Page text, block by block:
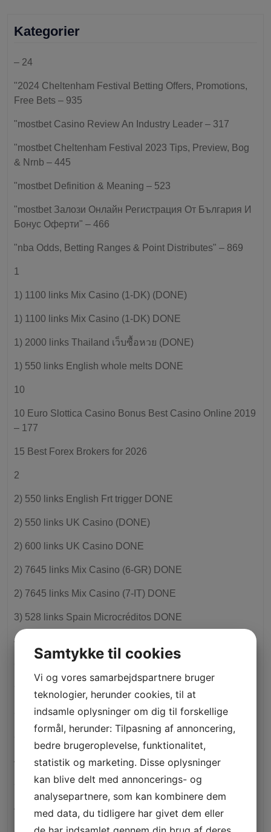
Kategorier
– 24
"2024 Cheltenham Festival Betting Offers, Promotions,
Free Bets – 935
"mostbet Casino Review An Industry Leader – 317
"mostbet Cheltenham Festival 2023 Tips, Preview, Bog
& Nrnb – 445
"mostbet Definition & Meaning – 523
"mostbet Залози Онлайн Регистрация От България И
Бонус Оферти" – 466
"nba Odds, Betting Ranges & Point Distributes" – 869
1
1) 1100 links Mix Casino (1-DK) (DONE)
1) 1100 links Mix Casino (1-DK) DONE
1) 2000 links Thailand เว็บซื้อหวย (DONE)
1) 550 links English whole melts DONE
10
10 Euro Slottica Casino Bonus Best Casino Online 2019
– 177
15 Best Forex Brokers for 2026
2
2) 550 links English Frt trigger DONE
2) 550 links UK Casino (DONE)
2) 600 links UK Casino DONE
2) 7645 links Mix Casino (6-GR) DONE
2) 7645 links Mix Casino (7-IT) DONE
3) 528 links Spain Microcréditos DONE
4) 385 links Thailand Lottery DONE
69 Slottica Licencję Curacao – 774
a16z generative ai
aemedbr.com
AI News
artesdelvidrio.cl
auragroup.mx
Samtykke til cookies
Vi og vores samarbejdspartnere bruger
teknologier, herunder cookies, til at
indsamle oplysninger om dig til forskellige
formål, herunder: Tilpasning af annoncering,
bedre brugeroplevelse, funktionalitet,
statistik og marketing. Disse oplysninger
kan blive delt med annoncerings- og
analysepartnere, som kan kombinere dem
med data, du tidligere har givet dem eller